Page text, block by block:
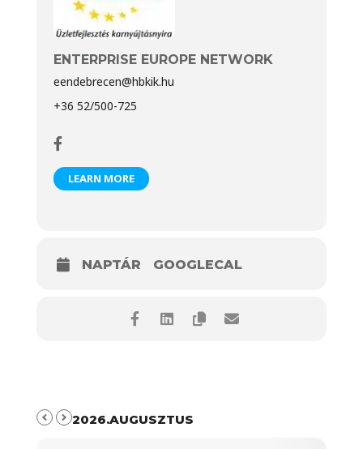
ENTERPRISE EUROPE NETWORK
eendebrecen@hbkik.hu
+36 52/500-725
LEARN MORE
NAPTÁR GOOGLECAL
2026.AUGUSZTUS